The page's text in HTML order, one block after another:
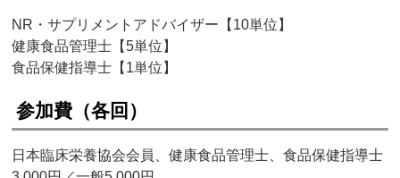
NR・サプリメントアドバイザー【10単位】
健康食品管理士【5単位】
食品保健指導士【1単位】
参加費（各回）
日本臨床栄養協会会員、健康食品管理士、食品保健指導士